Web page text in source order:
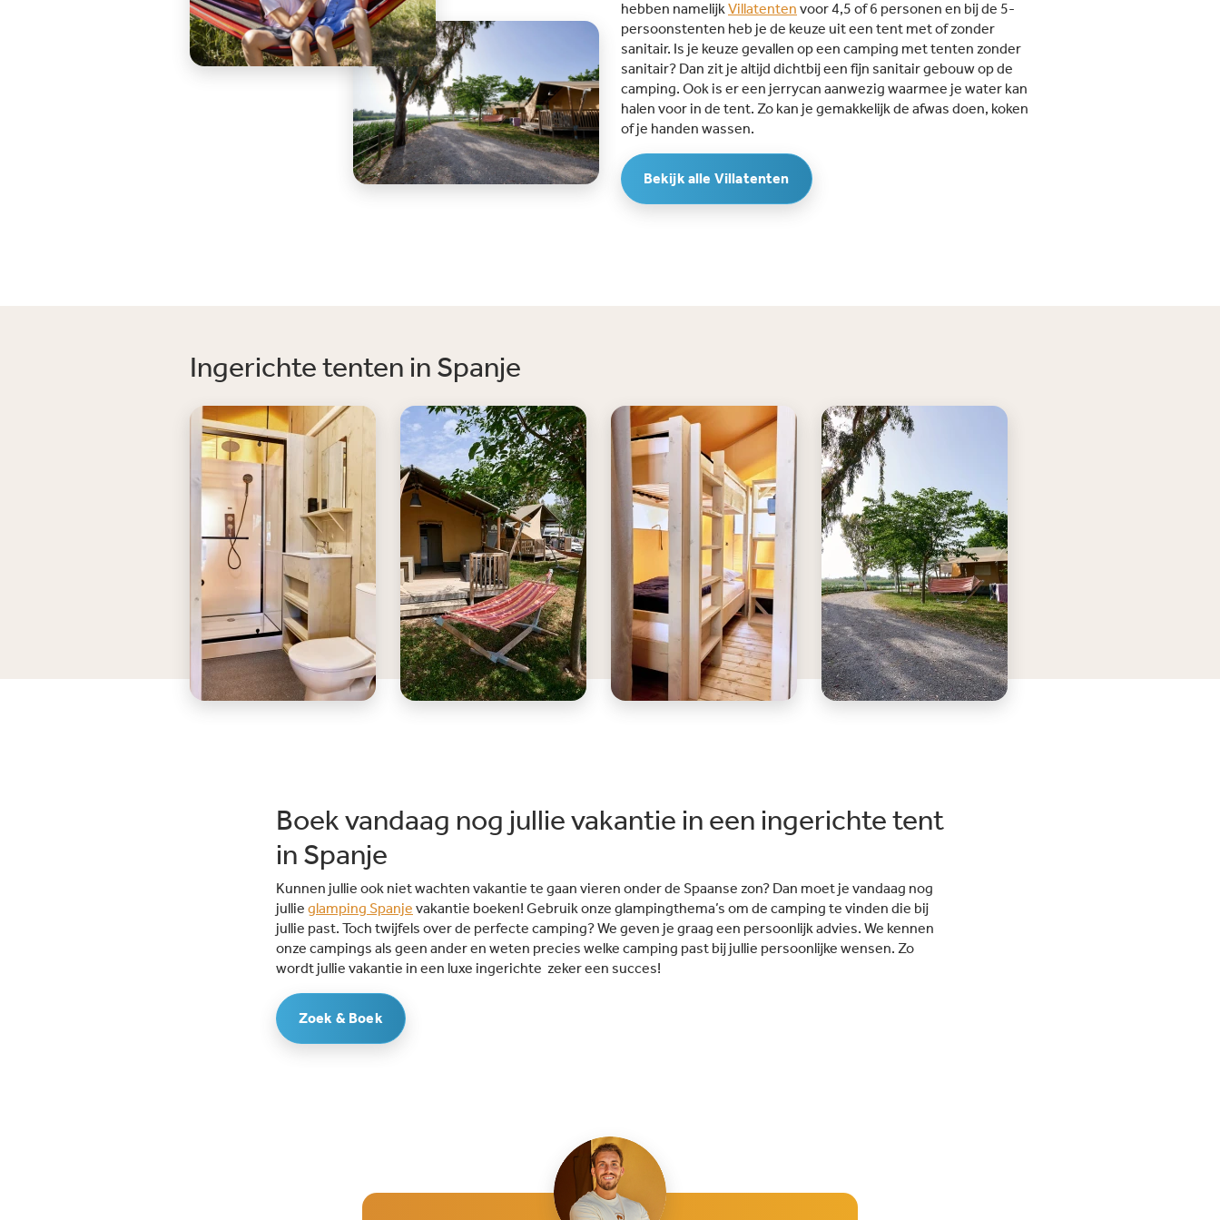
stranden van de Costa Dorada,
biedt de camping gemakkelijke
toegang tot zon, zee en diverse
watersporten. Bovendien is
Barcelona met binnen drie kwartier
bereikbaar, waardoor je eenvoudig
De camping beidt hiervoor handige
pendeldiensten.
hebben namelijkVillatenten voor 4,5 of 6 personen en bij de 5-
persoonstenten heb je de keuze uit een tent met of zonder
sanitair. Is je keuze gevallen op een camping met tenten zonder
sanitair? Dan zit je altijd dichtbij een fijn sanitair gebouw op de
camping. Ook is er een jerrycan aanwezig waarmee je water kan
halen voor in de tent. Zo kan je gemakkelijk de afwas doen, koken
of je handen wassen.
Bekijk alle Villatenten
Ingerichte tenten in Spanje
Boek vandaag nog jullie vakantie in een ingerichte tent
in Spanje
Kunnen jullie ook niet wachten vakantie te gaan vieren onder de Spaanse zon? Dan moet je vandaag nog
jullie glamping Spanje vakantie boeken! Gebruik onze glampingthema’s om de camping te vinden die bij
jullie past. Toch twijfels over de perfecte camping? We geven je graag een persoonlijk advies. We kennen
onze campings als geen ander en weten precies welke camping past bij jullie persoonlijke wensen. Zo
wordt jullie vakantie in een luxe ingerichte zeker een succes!
Zoek & Boek